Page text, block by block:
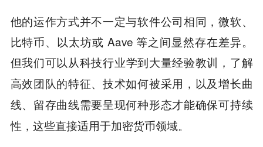
他的运作方式并不一定与软件公司相同，微软、
比特币、以太坊或 Aave 等之间显然存在差异。
但我们可以从科技行业学到大量经验教训，了解
高效团队的特征、技术如何被采用，以及增长曲
线、留存曲线需要呈现何种形态才能确保可持续
性，这些直接适用于加密货币领域。